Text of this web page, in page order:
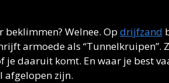
Welnee. Op drijfzand
armoede als “Tunnelkruipen”.
je daaruit komt. En waar je best
afgelopen zijn.